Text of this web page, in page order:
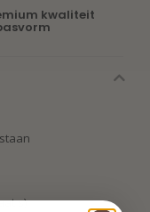
kwaliteit
s)